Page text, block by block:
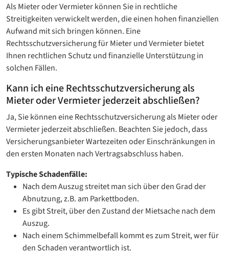
Als Mieter oder Vermieter können Sie in rechtliche
Streitigkeiten verwickelt werden, die einen hohen finanziellen
Aufwand mit sich bringen können. Eine
Rechtsschutzversicherung für Mieter und Vermieter bietet
Ihnen rechtlichen Schutz und finanzielle Unterstützung in
solchen Fällen.
Kann ich eine Rechtsschutzversicherung als
Mieter oder Vermieter jederzeit abschließen?
Ja, Sie können eine Rechtsschutzversicherung als Mieter oder
Vermieter jederzeit abschließen. Beachten Sie jedoch, dass
Versicherungsanbieter Wartezeiten oder Einschränkungen in
den ersten Monaten nach Vertragsabschluss haben.
Typische Schadenfälle:
Nach dem Auszug streitet man sich über den Grad der
Abnutzung, z.B. am Parkettboden.
Es gibt Streit, über den Zustand der Mietsache nach dem
Auszug.
Nach einem Schimmelbefall kommt es zum Streit, wer für
den Schaden verantwortlich ist.